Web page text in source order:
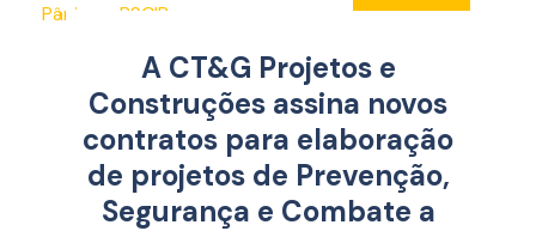
A CT&G Projetos e
Construções assina novos
contratos para elaboração
de projetos de Prevenção,
Segurança e Combate a